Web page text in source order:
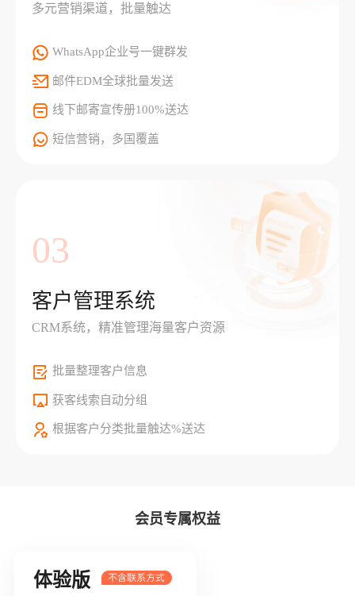
多元营销渠道，批量触达
WhatsApp企业号一键群发
邮件EDM全球批量发送
线下邮寄宣传册100%送达
短信营销，多国覆盖
03
客户管理系统
CRM系统，精准管理海量客户资源
批量整理客户信息
获客线索自动分组
根据客户分类批量触达%送达
会员专属权益
体验版